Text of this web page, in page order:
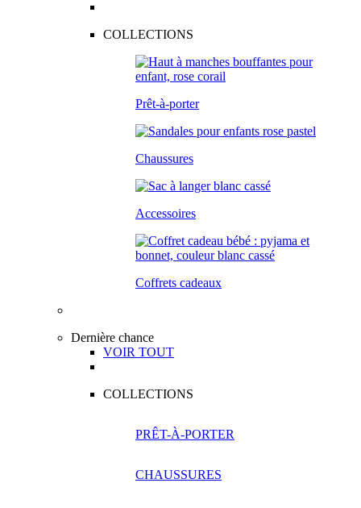
COLLECTIONS
Prêt-à-porter
Chaussures
Accessoires
Coffrets cadeaux
Dernière chance
VOIR TOUT
COLLECTIONS
PRÊT-À-PORTER
CHAUSSURES